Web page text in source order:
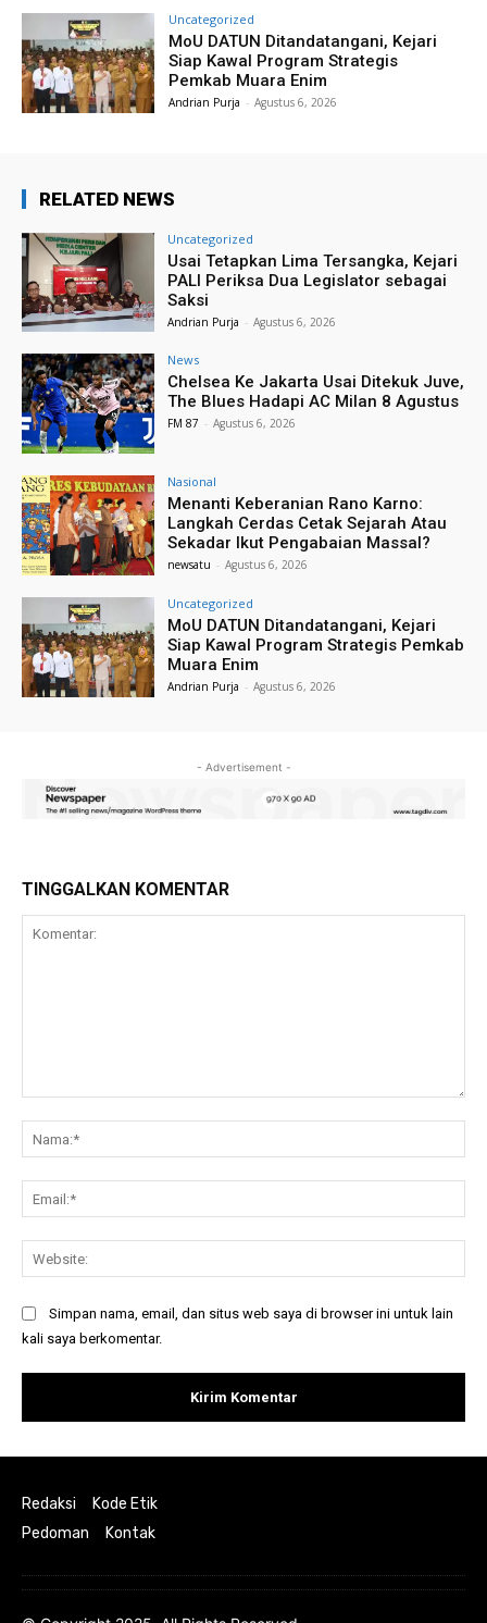
Uncategorized
MoU DATUN Ditandatangani, Kejari
Siap Kawal Program Strategis
Pemkab Muara Enim
Andrian Purja - Agustus 6, 2026
RELATED NEWS
Uncategorized
Usai Tetapkan Lima Tersangka, Kejari
PALI Periksa Dua Legislator sebagai
Saksi
Andrian Purja - Agustus 6, 2026
News
Chelsea Ke Jakarta Usai Ditekuk Juve,
The Blues Hadapi AC Milan 8 Agustus
FM 87 - Agustus 6, 2026
Nasional
Menanti Keberanian Rano Karno:
Langkah Cerdas Cetak Sejarah Atau
Sekadar Ikut Pengabaian Massal?
newsatu - Agustus 6, 2026
Uncategorized
MoU DATUN Ditandatangani, Kejari
Siap Kawal Program Strategis Pemkab
Muara Enim
Andrian Purja - Agustus 6, 2026
- Advertisement -
TINGGALKAN KOMENTAR
Simpan nama, email, dan situs web saya di browser ini untuk lain
kali saya berkomentar.
Redaksi
Kode Etik
Pedoman
Kontak